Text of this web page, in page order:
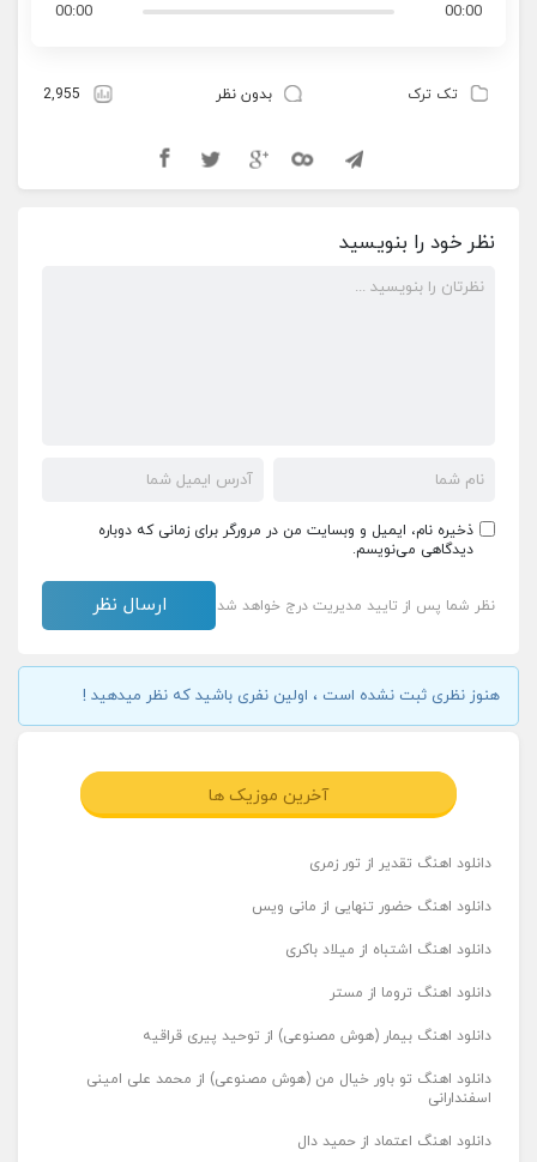
00:00
00:00
تک ترک بدون نظر 2,955
نظر خود را بنویسید
ذخیره نام، ایمیل و وبسایت من در مرورگر برای زمانی که دوباره
دیدگاهی می‌نویسم.
نظر شما پس از تایید مدیریت درج خواهد شد
هنوز نظری ثبت نشده است ، اولین نفری باشید که نظر میدهید !
آخرین موزیک ها
دانلود اهنگ تقدیر از تور زمری
دانلود اهنگ حضور تنهایی از مانی ویس
دانلود اهنگ اشتباه از میلاد باکری
دانلود اهنگ تروما از مستر
دانلود اهنگ بیمار (هوش مصنوعی) از توحید پیری قراقیه
دانلود اهنگ تو باور خیال من (هوش مصنوعی) از محمد علی امینی
اسفندارانی
دانلود اهنگ اعتماد از حمید دال